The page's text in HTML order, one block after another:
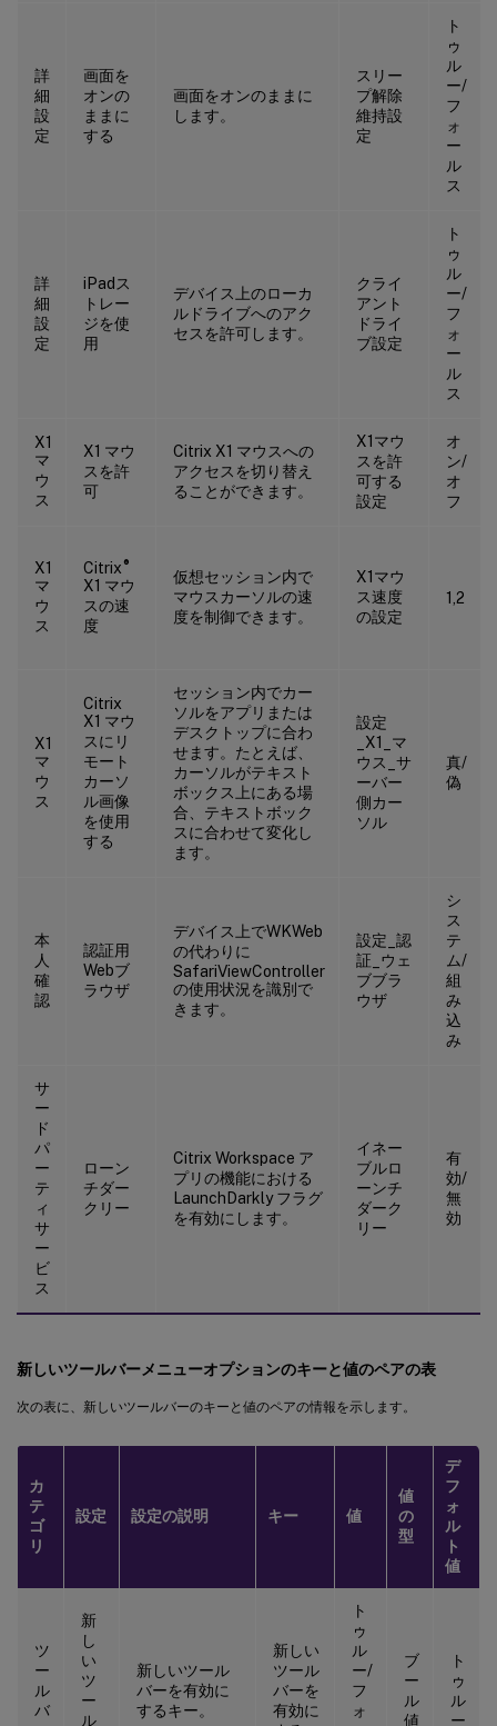
詳
細
設
定
画面を
オンの
ままに
する
画面をオンのままに
します。
スリー
プ解除
維持設
定
ト
ゥ
ル
ー/
フ
ォ
ー
ル
ス
詳
細
設
定
iPadス
トレー
ジを使
用
デバイス上のローカ
ルドライブへのアク
セスを許可します。
クライ
アント
ドライ
ブ設定
ト
ゥ
ル
ー/
フ
ォ
ー
ル
ス
X1
マ
ウ
ス
X1 マウ
スを許
可
Citrix X1 マウスへの
アクセスを切り替え
ることができます。
X1マウ
スを許
可する
設定
オ
ン/
オ
フ
X1
マ
ウ
ス
Citrix®
X1 マウ
スの速
度
仮想セッション内で
マウスカーソルの速
度を制御できます。
X1マウ
ス速度
の設定
1,2
X1
マ
ウ
ス
Citrix
X1 マウ
スにリ
モート
カーソ
ル画像
を使用
する
セッション内でカー
ソルをアプリまたは
デスクトップに合わ
せます。たとえば、
カーソルがテキスト
ボックス上にある場
合、テキストボック
スに合わせて変化し
ます。
設定
_X1_マ
ウス_サ
ーバー
側カー
ソル
真/
偽
本
人
確
認
認証用
Webブ
ラウザ
デバイス上でWKWeb
の代わりに
SafariViewController
の使用状況を識別で
きます。
設定_認
証_ウェ
ブブラ
ウザ
シ
ス
テ
ム/
組
み
込
み
サ
ー
ド
パ
ー
テ
ィ
サ
ー
ビ
ス
ローン
チダー
クリー
Citrix Workspace ア
プリの機能における
LaunchDarkly フラグ
を有効にします。
イネー
ブルロ
ーンチ
ダーク
リー
有
効/
無
効
新しいツールバーメニューオプションのキーと値のペアの表
次の表に、新しいツールバーのキーと値のペアの情報を示します。
カ
テ
ゴ
リ
設定 設定の説明 キー 値
値
の
型
デ
フ
ォ
ル
ト
値
ツ
ー
ル
バ
新
し
い
ツ
ー
ル
新しいツール
バーを有効に
するキー。
新しい
ツール
バーを
有効に
ト
ゥ
ル
ー/
フ
ォ
ブ
ー
ル
値
ト
ゥ
ル
ー